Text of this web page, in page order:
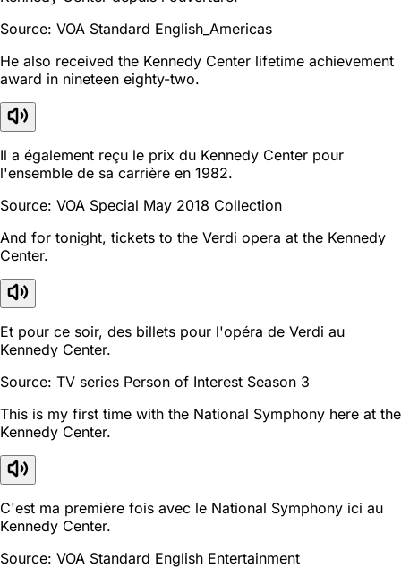
Source: VOA Standard English_Americas
He also received the Kennedy Center lifetime achievement
award in nineteen eighty-two.
Il a également reçu le prix du Kennedy Center pour
l'ensemble de sa carrière en 1982.
Source: VOA Special May 2018 Collection
And for tonight, tickets to the Verdi opera at the Kennedy
Center.
Et pour ce soir, des billets pour l'opéra de Verdi au
Kennedy Center.
Source: TV series Person of Interest Season 3
This is my first time with the National Symphony here at the
Kennedy Center.
C'est ma première fois avec le National Symphony ici au
Kennedy Center.
Source: VOA Standard English Entertainment